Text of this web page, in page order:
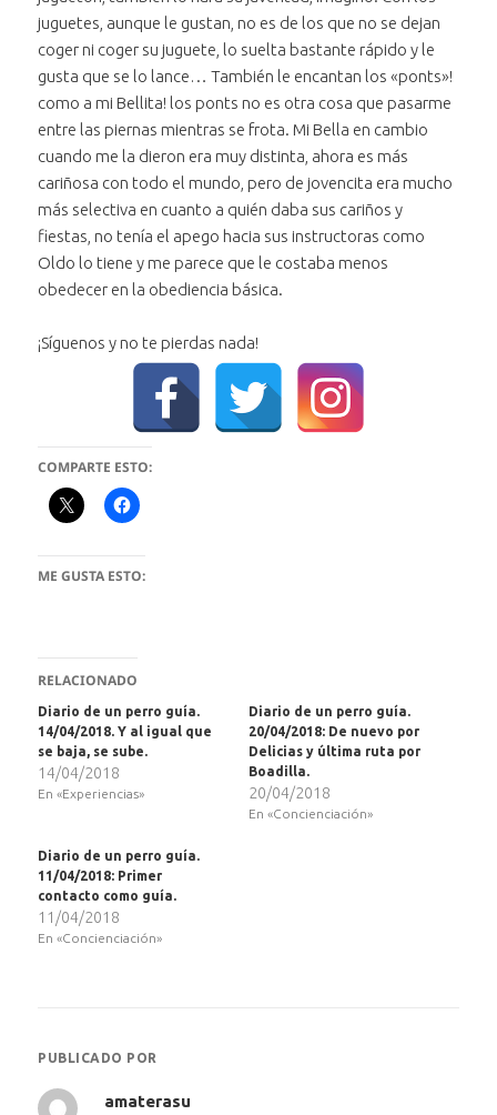
juguetes, aunque le gustan, no es de los que no se dejan
coger ni coger su juguete, lo suelta bastante rápido y le
gusta que se lo lance… También le encantan los «ponts»!
como a mi Bellita! los ponts no es otra cosa que pasarme
entre las piernas mientras se frota. Mi Bella en cambio
cuando me la dieron era muy distinta, ahora es más
cariñosa con todo el mundo, pero de jovencita era mucho
más selectiva en cuanto a quién daba sus cariños y
fiestas, no tenía el apego hacia sus instructoras como
Oldo lo tiene y me parece que le costaba menos
obedecer en la obediencia básica.
¡Síguenos y no te pierdas nada!
COMPARTE ESTO:
ME GUSTA ESTO:
RELACIONADO
Diario de un perro guía.
14/04/2018. Y al igual que
se baja, se sube.
14/04/2018
En «Experiencias»
Diario de un perro guía.
20/04/2018: De nuevo por
Delicias y última ruta por
Boadilla.
20/04/2018
En «Concienciación»
Diario de un perro guía.
11/04/2018: Primer
contacto como guía.
11/04/2018
En «Concienciación»
PUBLICADO POR
amaterasu